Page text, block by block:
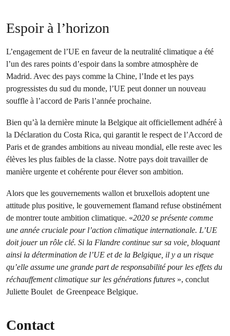
Espoir à l’horizon
L’engagement de l’UE en faveur de la neutralité climatique a été
l’un des rares points d’espoir dans la sombre atmosphère de
Madrid. Avec des pays comme la Chine, l’Inde et les pays
progressistes du sud du monde, l’UE peut donner un nouveau
souffle à l’accord de Paris l’année prochaine.
Bien qu’à la dernière minute la Belgique ait officiellement adhéré à
la Déclaration du Costa Rica, qui garantit le respect de l’Accord de
Paris et de grandes ambitions au niveau mondial, elle reste avec les
élèves les plus faibles de la classe. Notre pays doit travailler de
manière urgente et cohérente pour élever son ambition.
Alors que les gouvernements wallon et bruxellois adoptent une
attitude plus positive, le gouvernement flamand refuse obstinément
de montrer toute ambition climatique. «2020 se présente comme
une année cruciale pour l’action climatique internationale. L’UE
doit jouer un rôle clé. Si la Flandre continue sur sa voie, bloquant
ainsi la détermination de l’UE et de la Belgique, il y a un risque
qu’elle assume une grande part de responsabilité pour les effets du
réchauffement climatique sur les générations futures », conclut
Juliette Boulet de Greenpeace Belgique.
Contact